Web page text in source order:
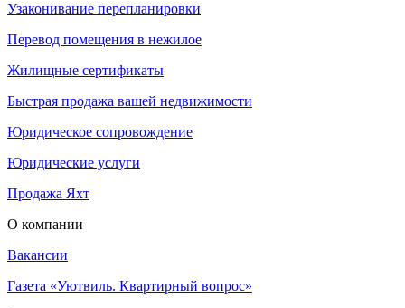
Узаконивание перепланировки
Перевод помещения в нежилое
Жилищные сертификаты
Быстрая продажа вашей недвижимости
Юридическое сопровождение
Юридические услуги
Продажа Яхт
О компании
Вакансии
Газета «Уютвиль. Квартирный вопрос»